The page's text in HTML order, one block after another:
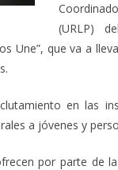
(URLP)
Une”, que va a
en las
a jóvenes y
por parte de